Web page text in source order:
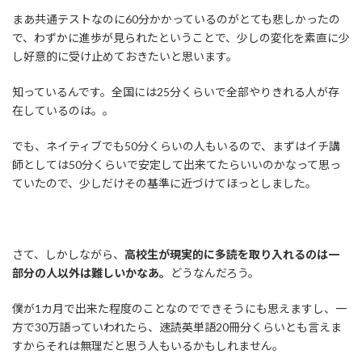
まあ共通テストなのに60分かかっているのがとても悲しかったの
で、わずかに進歩が見られたということで、少しの変化を素直に少
し好意的に受け止めておきたいと思います。
知っているんです。全国には25分くらいで全部やりきれる人が存
在しているのは。。
でも、ネイティブでも50分くらいの人もいるので、まずはイチ講
師としては50分くらいで安定して出来てたらいいのかなって思っ
ていたので、少しだけその基準に近づけてほっとしました。
さて、しかしながら、 高校生が現実的に多読を取り入れるのは一
部分の人以外は難しいかなあ。
どうなんだろう。
僕が1カ月で出来た程度のことなのでできそうにも思えますし、一
方で30万語っていわれたら、速読英単語20冊分くらいとも言えま
すからそれは無理だと思う人もいるかもしれません。